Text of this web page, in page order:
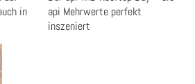
in
api Mehrwerte perfekt
inszeniert